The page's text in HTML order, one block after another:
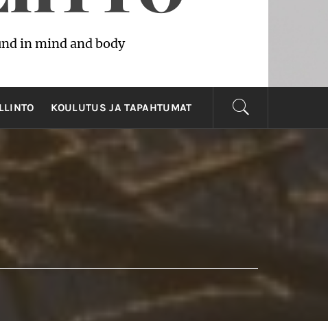
in mind and body
KOULUTUS JA TAPAHTUMAT